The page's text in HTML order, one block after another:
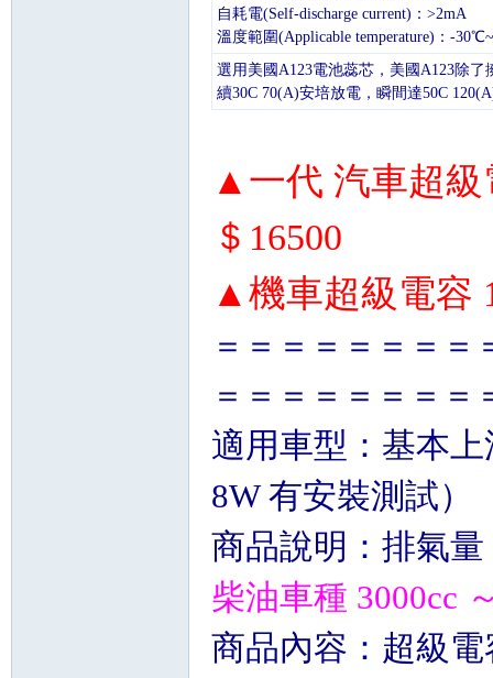
自耗電(Self-discharge current)：>2mA
溫度範圍(Applicable temperature)：-
選用美國A123電池蕊芯，美國A123除
續30C 70(A)安培放電，瞬間達50C
▲一代 汽車超級
＄16500
▲機車超級電容
＝＝＝＝＝＝＝
＝＝＝＝＝＝＝＝
適用車型：基本
8W 有安裝測試）
商品說明：排氣量
柴油車種 3000cc
商品內容：超級